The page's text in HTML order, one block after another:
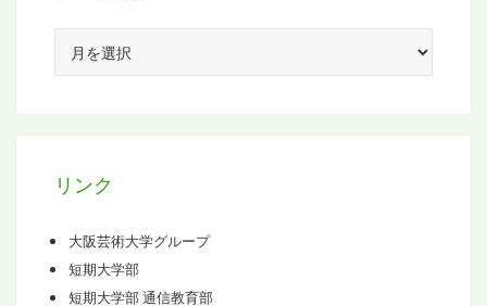
カ
リンク
大阪芸術大学グループ
短期大学部
短期大学部 通信教育部